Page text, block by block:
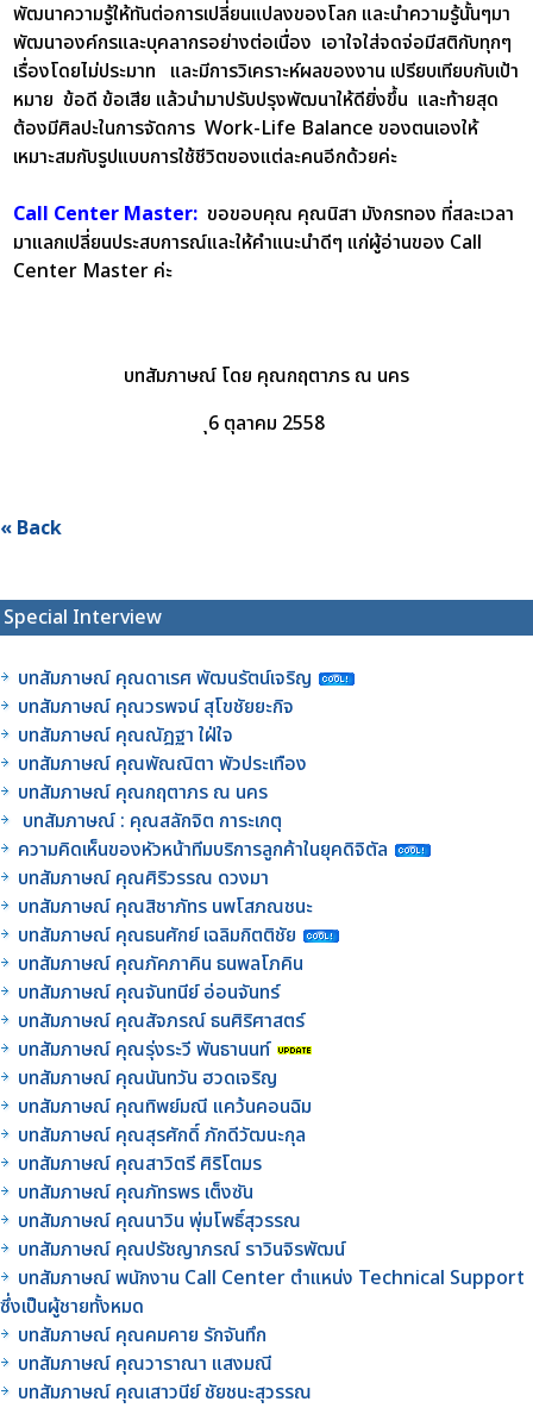
พัฒนาความรู้ให้ทันต่อการเปลี่ยนแปลงของโลก และนำความรู้นั้นๆมา
พัฒนาองค์กรและบุคลากรอย่างต่อเนื่อง เอาใจใส่จดจ่อมีสติกับทุกๆ
เรื่องโดยไม่ประมาท และมีการวิเคราะห์ผลของงาน เปรียบเทียบกับเป้า
หมาย ข้อดี ข้อเสีย แล้วนำมาปรับปรุงพัฒนาให้ดียิ่งขึ้น และท้ายสุด
ต้องมีศิลปะในการจัดการ Work-Life Balance ของตนเองให้
เหมาะสมกับรูปแบบการใช้ชีวิตของแต่ละคนอีกด้วยค่ะ
Call Center Master: ขอขอบคุณ คุณนิสา มังกรทอง ที่สละเวลา
มาแลกเปลี่ยนประสบการณ์และให้คำแนะนำดีๆ แก่ผู้อ่านของ Call
Center Master ค่ะ
บทสัมภาษณ์ โดย คุณกฤตาภร ณ นคร
ุ6 ตุลาคม 2558
« Back
Special Interview
บทสัมภาษณ์ คุณดาเรศ พัฒนรัตน์เจริญ
บทสัมภาษณ์ คุณวรพจน์ สุโขชัยยะกิจ
บทสัมภาษณ์ คุณณัฎฐา ใฝ่ใจ
บทสัมภาษณ์ คุณพัณณิตา พัวประเทือง
บทสัมภาษณ์ คุณกฤตาภร ณ นคร
บทสัมภาษณ์ : คุณสลักจิต การะเกตุ
ความคิดเห็นของหัวหน้าทีมบริการลูกค้าในยุคดิจิตัล
บทสัมภาษณ์ คุณศิริวรรณ ดวงมา
บทสัมภาษณ์ คุณสิชาภัทร นพโสภณชนะ
บทสัมภาษณ์ คุณธนศักย์ เฉลิมกิตติชัย
บทสัมภาษณ์ คุณภัคภาคิน ธนพลโภคิน
บทสัมภาษณ์ คุณจันทนีย์ อ่อนจันทร์
บทสัมภาษณ์ คุณสัจภรณ์ ธนศิริศาสตร์
บทสัมภาษณ์ คุณรุ่งระวี พันธานนท์
บทสัมภาษณ์ คุณนันทวัน ฮวดเจริญ
บทสัมภาษณ์ คุณทิพย์มณี แคว้นคอนฉิม
บทสัมภาษณ์ คุณสุรศักดิ์ ภักดีวัฒนะกุล
บทสัมภาษณ์ คุณสาวิตรี ศิริโตมร
บทสัมภาษณ์ คุณภัทรพร เต็งซัน
บทสัมภาษณ์ คุณนาวิน พุ่มโพธิ์สุวรรณ
บทสัมภาษณ์ คุณปรัชญาภรณ์ ราวินจิรพัฒน์
บทสัมภาษณ์ พนักงาน Call Center ตำแหน่ง Technical Support
ซึ่งเป็นผู้ชายทั้งหมด
บทสัมภาษณ์ คุณคมคาย รักจันทึก
บทสัมภาษณ์ คุณวาราณา แสงมณี
บทสัมภาษณ์ คุณเสาวนีย์ ชัยชนะสุวรรณ